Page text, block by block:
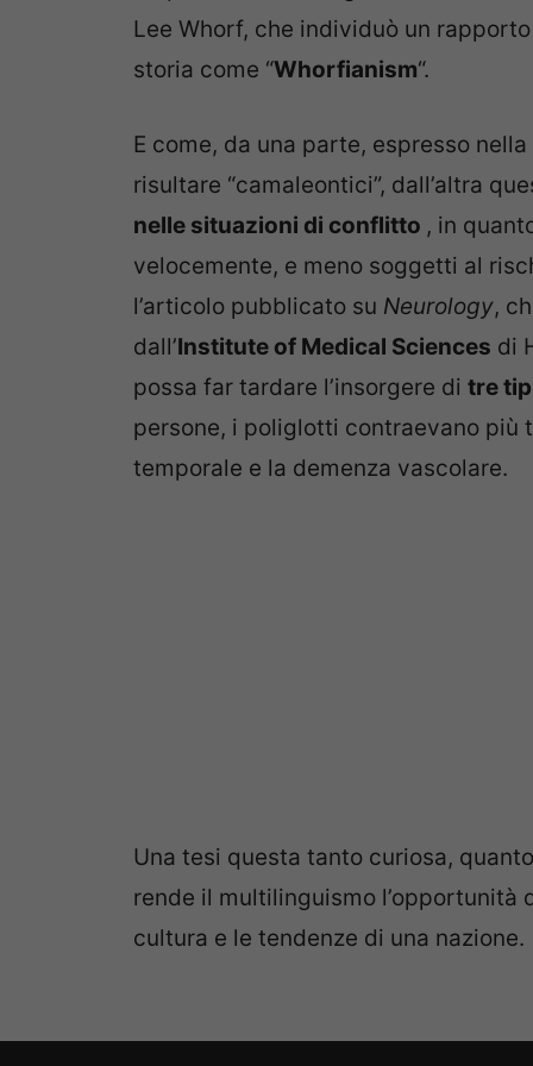
Lee Whorf, che individuò un
storia come “Whorfianism“.
E come, da una parte, espresso
risultare “camaleontici”, dall’altra
nelle situazioni di conflitto , in
velocemente, e meno soggetti al
l’articolo pubblicato su Neurology,
dall’Institute of Medical Sciences di
possa far tardare l’insorgere di tre
persone, i poliglotti contraevano più
temporale e la demenza vascolare.
Una tesi questa tanto curiosa,
rende il multilinguismo l’opportunità
cultura e le tendenze di una nazione.